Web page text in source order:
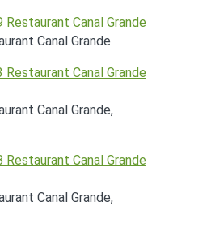
Canal Grande
Canal Grande,
Canal Grande,